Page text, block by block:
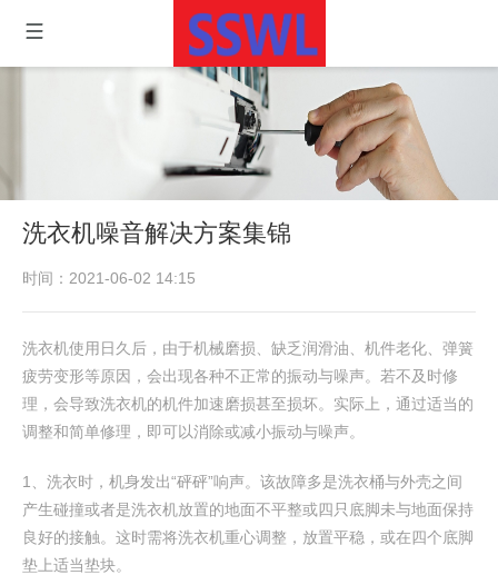
洗衣机噪音解决方案集锦
时间：2021-06-02 14:15
洗衣机使用日久后，由于机械磨损、缺乏润滑油、机件老化、弹簧
疲劳变形等原因，会出现各种不正常的振动与噪声。若不及时修
理，会导致洗衣机的机件加速磨损甚至损坏。实际上，通过适当的
调整和简单修理，即可以消除或减小振动与噪声。
1、洗衣时，机身发出“砰砰”响声。该故障多是洗衣桶与外壳之间
产生碰撞或者是洗衣机放置的地面不平整或四只底脚未与地面保持
良好的接触。这时需将洗衣机重心调整，放置平稳，或在四个底脚
垫上适当垫块。